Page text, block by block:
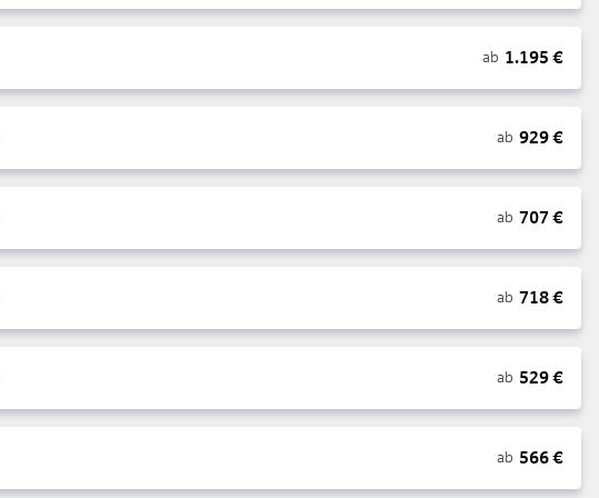
ab 1.195 €
ab 929€
ab 707 €
ab 718€
ab 529€
ab 566€